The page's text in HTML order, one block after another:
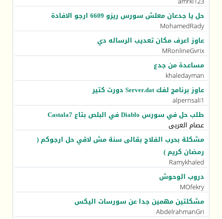
حل يا جدعان معلش سورس ريزو 6609 ارجو الافادة
MohamedRady
عاوز اعرف مكان تعديب الرساله دي
MRonlineGvrix
مساعدة من جدع
khaledayman
عاوز برنامج لفك Server.dat دورت كتير
alpernsali1
طلب حل في سورس Diablo في البلص بتاع Castala7
عصام العربى
مشكلة بحرب الفلاج بقالى سنة مش لاقي حل ارجوكم (
رمضان كريم )
Ramykhaled
دروب الوحوش
MOfekry
مشكلتين مهمين جدا عن سورسات اليكس
AbdelrahmanGri